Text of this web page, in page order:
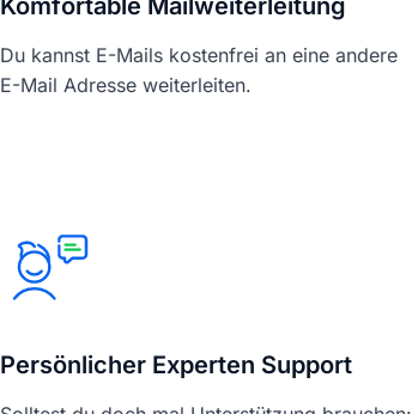
Komfortable Mailweiterleitung
Du kannst E-Mails kostenfrei an eine andere
E-Mail Adresse weiterleiten.
Persönlicher Experten Support